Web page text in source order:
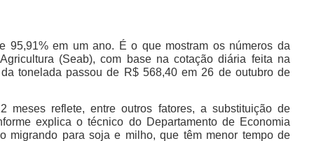
95,91% em um ano. É o que mostram os números da
(Seab), com base na cotação diária feita na
tonelada passou de R$ 568,40 em 26 de outubro de
meses reflete, entre outros fatores, a substituição de
explica o técnico do Departamento de Economia
migrando para soja e milho, que têm menor tempo de